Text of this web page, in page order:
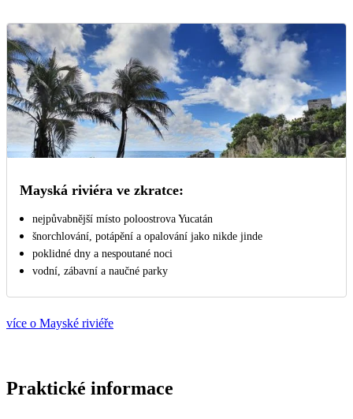
Mayská riviéra ve zkratce:
nejpůvabnější místo poloostrova Yucatán
šnorchlování, potápění a opalování jako nikde jinde
poklidné dny a nespoutané noci
vodní, zábavní a naučné parky
více o Mayské riviéře
Praktické informace